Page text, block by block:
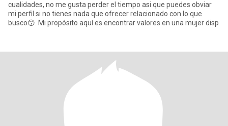
cualidades, no me gusta perder el tiempo asi que puedes obviar
mi perfil si no tienes nada que ofrecer relacionado con lo que
busco😙. Mi propósito aquí es encontrar valores en una mujer disp